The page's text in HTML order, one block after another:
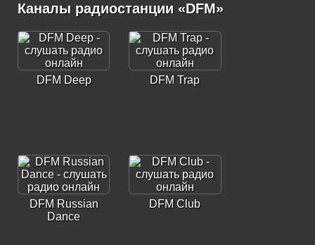
Каналы радиостанции «DFM»
DFM Deep DFM Trap
DFM Russian
Dance
DFM Club